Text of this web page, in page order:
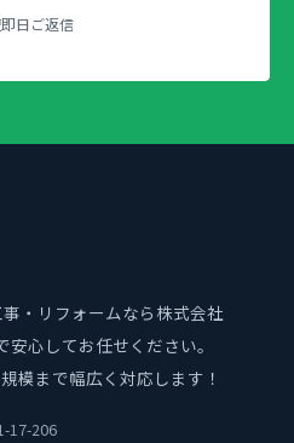
日ご返信
・リフォームなら株式会社
心してお任せください。
模まで幅広く対応します！
17-206